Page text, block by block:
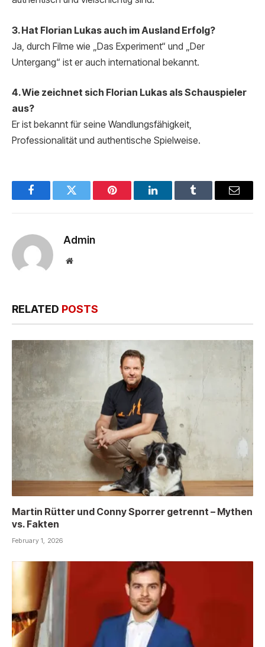
3. Hat Florian Lukas auch im Ausland Erfolg?
Ja, durch Filme wie „Das Experiment“ und „Der
Untergang“ ist er auch international bekannt.
4. Wie zeichnet sich Florian Lukas als Schauspieler
aus?
Er ist bekannt für seine Wandlungsfähigkeit,
Professionalität und authentische Spielweise.
FacebookTwitter Pinterest LinkedInTumblr Email
Admin
Website
RELATED POSTS
Martin Rütter und Conny Sporrer getrennt – Mythen
vs. Fakten
February 1, 2026